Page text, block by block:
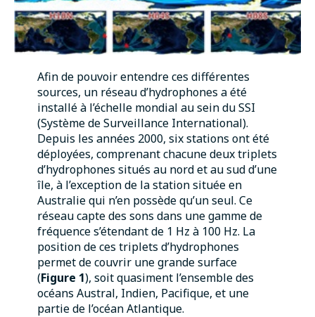
Afin de pouvoir entendre ces différentes
sources, un réseau d’hydrophones a été
installé à l’échelle mondial au sein du SSI
(Système de Surveillance International).
Depuis les années 2000, six stations ont été
déployées, comprenant chacune deux triplets
d’hydrophones situés au nord et au sud d’une
île, à l’exception de la station située en
Australie qui n’en possède qu’un seul. Ce
réseau capte des sons dans une gamme de
fréquence s’étendant de 1 Hz à 100 Hz. La
position de ces triplets d’hydrophones
permet de couvrir une grande surface
(Figure 1), soit quasiment l’ensemble des
océans Austral, Indien, Pacifique, et une
partie de l’océan Atlantique.